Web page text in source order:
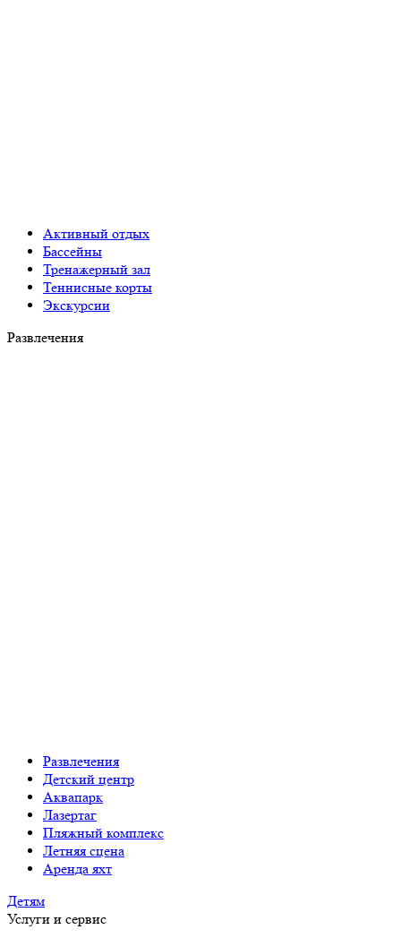
Активный отдых
Бассейны
Тренажерный зал
Теннисные корты
Экскурсии
Развлечения
Развлечения
Детский центр
Аквапарк
Лазертаг
Пляжный комплекс
Летняя сцена
Аренда яхт
Детям
Услуги и сервис